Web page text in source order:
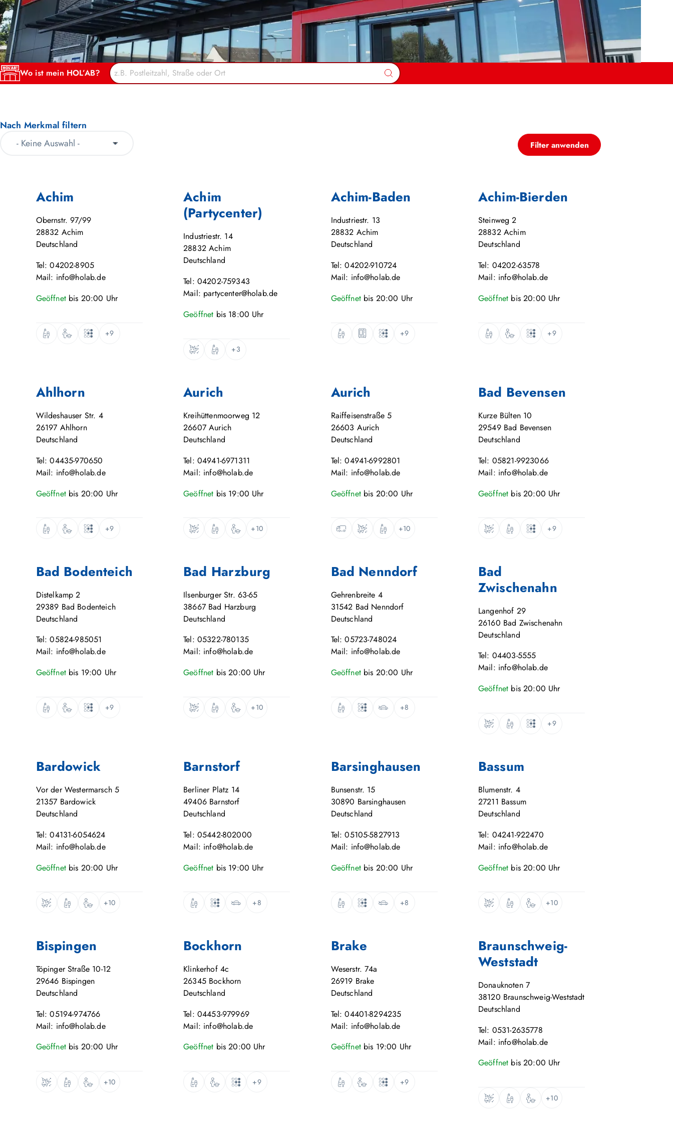
Wo ist mein HOL’AB? Suchen
Nach Merkmal filtern
Filter anwenden
Achim
Obernstr. 97/99
28832 Achim
Deutschland
Tel: 04202-8905
Mail: info@holab.de
Geöffnet bis 20:00 Uhr
+9
Achim
(Partycenter)
Industriestr. 14
28832 Achim
Deutschland
Tel: 04202-759343
Mail: partycenter@holab.de
Geöffnet bis 18:00 Uhr
+3
Achim-Baden
Industriestr. 13
28832 Achim
Deutschland
Tel: 04202-910724
Mail: info@holab.de
Geöffnet bis 20:00 Uhr
+9
Achim-Bierden
Steinweg 2
28832 Achim
Deutschland
Tel: 04202-63578
Mail: info@holab.de
Geöffnet bis20:00 Uhr
+9
Ahlhorn
Wildeshauser Str. 4
26197 Ahlhorn
Deutschland
Tel: 04435-970650
Mail: info@holab.de
Geöffnet bis 20:00 Uhr
+9
Aurich
Kreihüttenmoorweg 12
26607 Aurich
Deutschland
Tel: 04941-6971311
Mail: info@holab.de
Geöffnet bis 19:00 Uhr
+10
Aurich
Raiffeisenstraße 5
26603 Aurich
Deutschland
Tel: 04941-6992801
Mail: info@holab.de
Geöffnet bis 20:00 Uhr
+10
Bad Bevensen
Kurze Bülten 10
29549 Bad Bevensen
Deutschland
Tel: 05821-9923066
Mail: info@holab.de
Geöffnet bis20:00 Uhr
+9
Bad Bodenteich
Distelkamp 2
29389 Bad Bodenteich
Deutschland
Tel: 05824-985051
Mail: info@holab.de
Geöffnet bis 19:00 Uhr
+9
Bad Harzburg
Ilsenburger Str. 63-65
38667 Bad Harzburg
Deutschland
Tel: 05322-780135
Mail: info@holab.de
Geöffnet bis20:00 Uhr
+10
Bad Nenndorf
Gehrenbreite 4
31542 Bad Nenndorf
Deutschland
Tel: 05723-748024
Mail: info@holab.de
Geöffnet bis 20:00 Uhr
+8
Bad
Zwischenahn
Langenhof 29
26160 Bad Zwischenahn
Deutschland
Tel: 04403-5555
Mail: info@holab.de
Geöffnet bis20:00 Uhr
+9
Bardowick
Vor der Westermarsch 5
21357 Bardowick
Deutschland
Tel: 04131-6054624
Mail: info@holab.de
Geöffnet bis 20:00 Uhr
+10
Barnstorf
Berliner Platz 14
49406 Barnstorf
Deutschland
Tel: 05442-802000
Mail: info@holab.de
Geöffnet bis 19:00 Uhr
+8
Barsinghausen
Bunsenstr. 15
30890 Barsinghausen
Deutschland
Tel: 05105-5827913
Mail: info@holab.de
Geöffnet bis 20:00 Uhr
+8
Bassum
Blumenstr. 4
27211 Bassum
Deutschland
Tel: 04241-922470
Mail: info@holab.de
Geöffnet bis20:00 Uhr
+10
Bispingen
Töpinger Straße 10-12
29646 Bispingen
Deutschland
Tel: 05194-974766
Mail: info@holab.de
Geöffnet bis 20:00 Uhr
+10
Bockhorn
Klinkerhof 4c
26345 Bockhorn
Deutschland
Tel: 04453-979969
Mail: info@holab.de
Geöffnet bis20:00 Uhr
+9
Brake
Weserstr. 74a
26919 Brake
Deutschland
Tel: 04401-8294235
Mail: info@holab.de
Geöffnet bis 19:00 Uhr
+9
Braunschweig-
Weststadt
Donauknoten 7
38120 Braunschweig-Weststadt
Deutschland
Tel: 0531-2635778
Mail: info@holab.de
Geöffnet bis20:00 Uhr
+10